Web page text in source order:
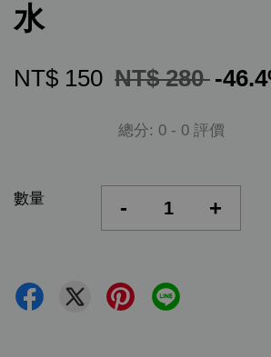
水
NT$ 150 NT$ 280 -
總分: 0 - 0 評價
數量 - +